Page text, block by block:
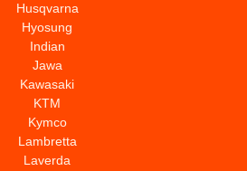
Husqvarna
Hyosung
Indian
Jawa
Kawasaki
KTM
Kymco
Lambretta
Laverda